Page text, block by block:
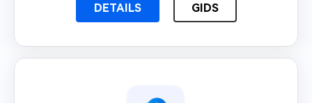
DETAILS GIDS